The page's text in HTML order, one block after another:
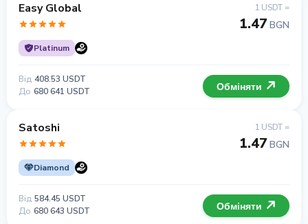
Easy Global
Platinum
1 USDT =
1.47 BGN
Від 408.53 USDT
До 680 641 USDT Обміняти
Satoshi
Diamond
1 USDT =
1.47 BGN
Від 584.45 USDT
До 680 643 USDT Обміняти